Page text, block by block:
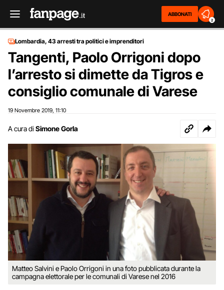
ABBONATI
2
Lombardia, 43 arresti tra politici e imprenditori
Tangenti, Paolo Orrigoni dopo
l’arresto si dimette da Tigros e
consiglio comunale di Varese
19 Novembre 2019 11:10
A cura di Simone Gorla
Matteo Salvini e Paolo Orrigoni in una foto pubblicata durante la
campagna elettorale per le comunali di Varese nel 2016